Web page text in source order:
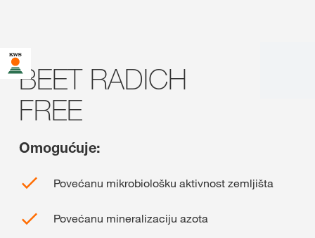
BEET RADICH
FREE
Omogućuje:
Povećanu mikrobiološku aktivnost zemljišta
Povećanu mineralizaciju azota